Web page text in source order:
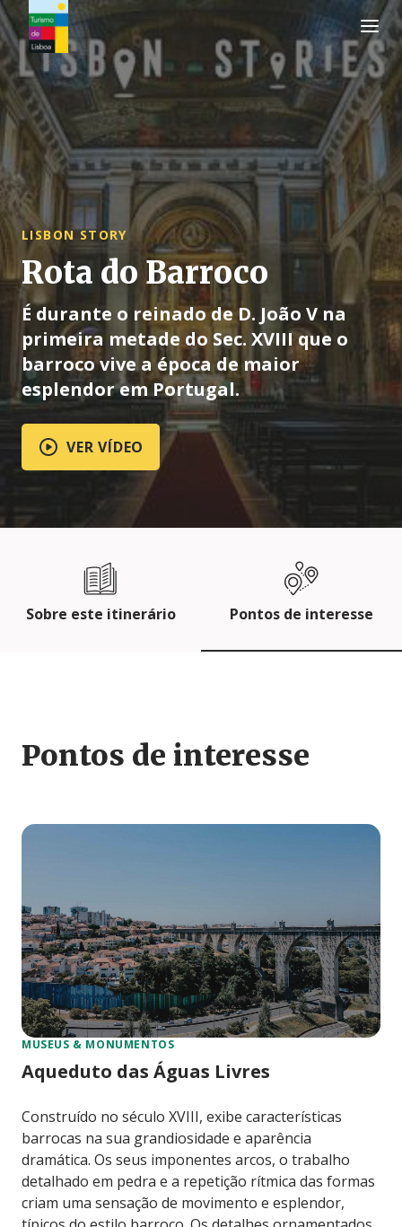
Logo do Turismo de Lisboa
LISBON STORY
Rota do Barroco
É durante o reinado de D. João V na
primeira metade do Sec. XVIII que o
barroco vive a época de maior
esplendor em Portugal.
VER VÍDEO
Sobre este itinerário Pontos de interesse
Pontos de interesse
MUSEUS & MONUMENTOS
Aqueduto das Águas Livres
Construído no século XVIII, exibe características
barrocas na sua grandiosidade e aparência
dramática. Os seus imponentes arcos, o trabalho
detalhado em pedra e a repetição rítmica das formas
criam uma sensação de movimento e esplendor,